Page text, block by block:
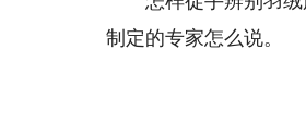
制定的专家怎么说。